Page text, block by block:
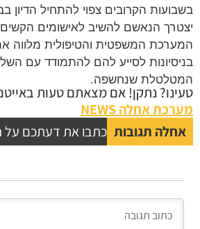
בשבועות הקרובים צפוי להתחיל הדיון
יצטרך הנאשם להשיב לאישומים הקשים
המערכת המשפטית והטיפולית מלווה
בניסיונות לסייע להם להתמודד עם
המטלטלת שנחשפה.
טעינו? נתקן! אם מצאתם טעות
מערכת אחלה NEWS
אחלה תגובות כתבו את דעתכם על